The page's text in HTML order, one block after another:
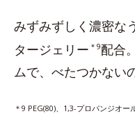
みずみずしく濃密な
タージェリー ＊9配合
ムで、べたつかない
＊9 PEG(80)、1,3-プロパンジオー